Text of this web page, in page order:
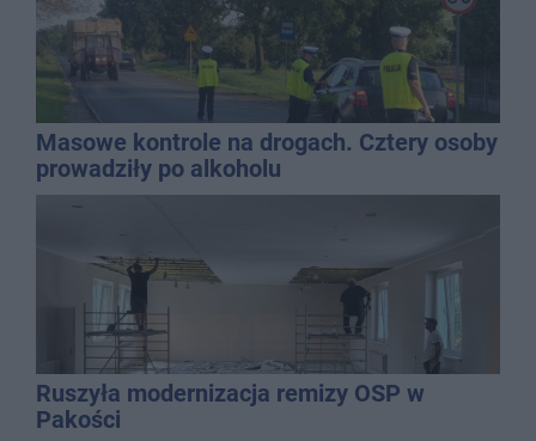
Masowe kontrole na drogach. Cztery osoby
prowadziły po alkoholu
Ruszyła modernizacja remizy OSP w
Pakości